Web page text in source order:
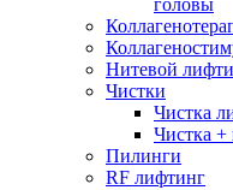
Нитевой
Чистки
Чистка
Чистка
Пилинги
RF лифтинг